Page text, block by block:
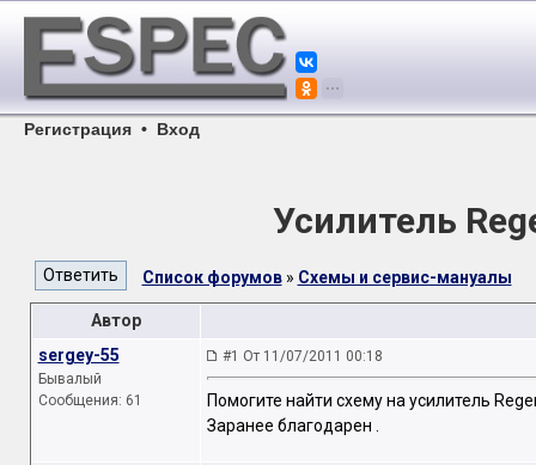
Регистрация • Вход
Усилитель
Список форумов» Схемы и сервис-мануалы
Автор
sergey-55
Бывалый
Сообщения: 61
#1 От 11/07/2011 00:18
Помогите найти схему на усилитель
Заранее благодарен .